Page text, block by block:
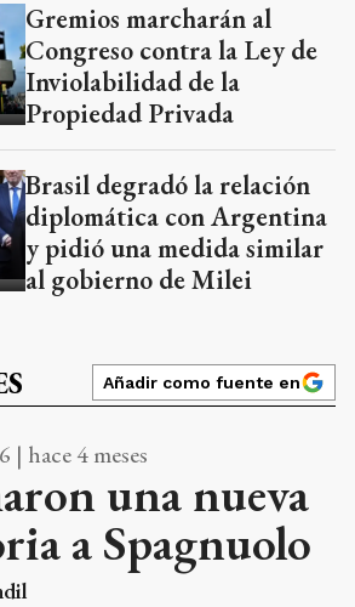
Gremios marcharán al
Congreso contra la Ley de
Inviolabilidad de la
Propiedad Privada
Brasil degradó la relación
diplomática con Argentina
y pidió una medida similar
al gobierno de Milei
Añadir como fuente en
| hace 4 meses
una nueva
a Spagnuolo